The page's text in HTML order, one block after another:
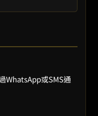
WhatsApp或SMS通